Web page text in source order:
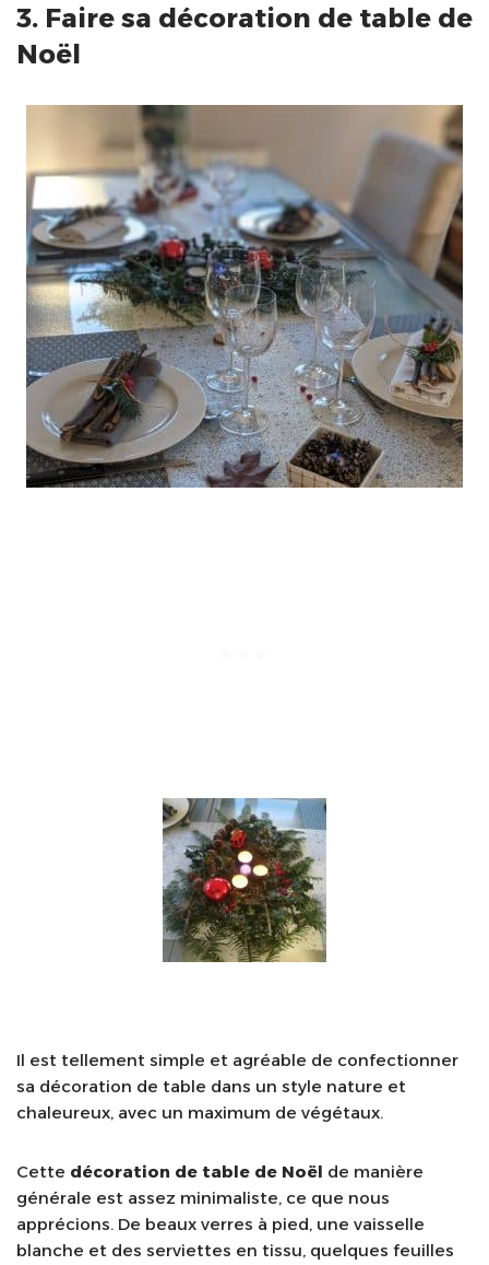
3. Faire sa décoration de table de
Noël
Il est tellement simple et agréable de confectionner
sa décoration de table dans un style nature et
chaleureux, avec un maximum de végétaux.
Cette décoration de table de Noël de manière
générale est assez minimaliste, ce que nous
apprécions. De beaux verres à pied, une vaisselle
blanche et des serviettes en tissu, quelques feuilles